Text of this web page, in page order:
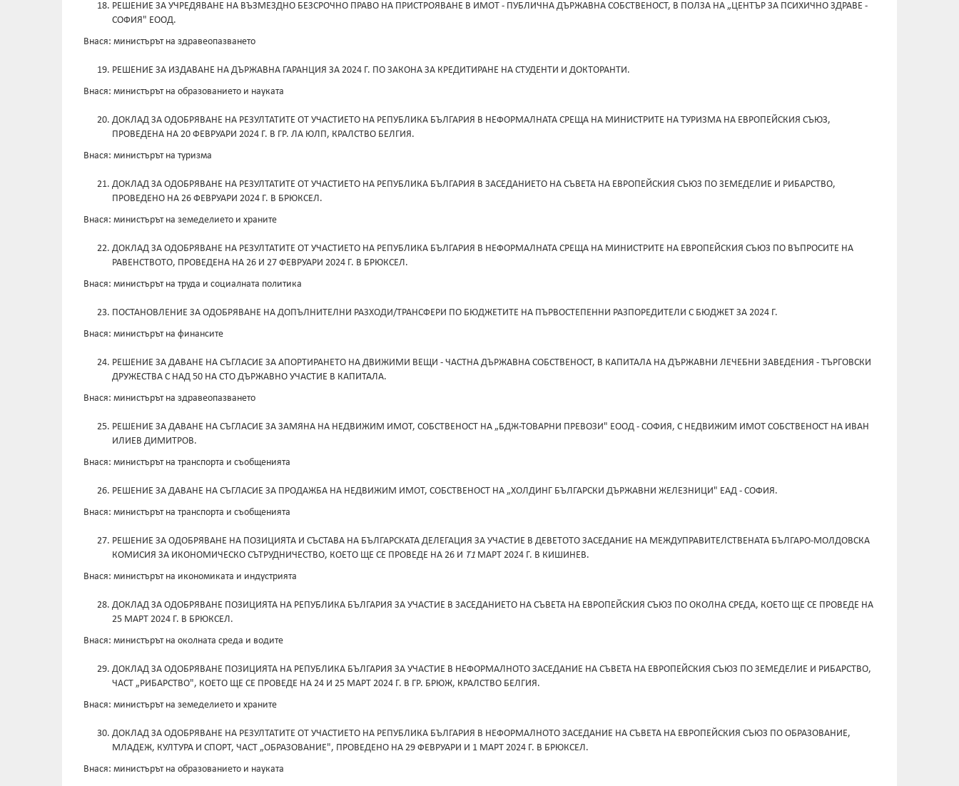
РЕШЕНИЕ ЗА УЧРЕДЯВАНЕ НА ВЪЗМЕЗДНО БЕЗСРОЧНО ПРАВО НА ПРИСТРОЯВАНЕ В ИМОТ - ПУБЛИЧНА ДЪРЖАВНА СОБСТВЕНОСТ, В ПОЛЗА НА „ЦЕНТЪР ЗА ПСИХИЧНО ЗДРАВЕ -
СОФИЯ" ЕООД.
Внася: министърът на здравеопазването
РЕШЕНИЕ ЗА ИЗДАВАНЕ НА ДЪРЖАВНА ГАРАНЦИЯ ЗА 2024 Г. ПО ЗАКОНА ЗА КРЕДИТИРАНЕ НА СТУДЕНТИ И ДОКТОРАНТИ.
Внася: министърът на образованието и науката
ДОКЛАД ЗА ОДОБРЯВАНЕ НА РЕЗУЛТАТИТЕ ОТ УЧАСТИЕТО НА РЕПУБЛИКА БЪЛГАРИЯ В НЕФОРМАЛНАТА СРЕЩА НА МИНИСТРИТЕ НА ТУРИЗМА НА ЕВРОПЕЙСКИЯ СЪЮЗ,
ПРОВЕДЕНА НА 20 ФЕВРУАРИ 2024 Г. В ГР. ЛА ЮЛП, КРАЛСТВО БЕЛГИЯ.
Внася: министърът на туризма
ДОКЛАД ЗА ОДОБРЯВАНЕ НА РЕЗУЛТАТИТЕ ОТ УЧАСТИЕТО НА РЕПУБЛИКА БЪЛГАРИЯ В ЗАСЕДАНИЕТО НА СЪВЕТА НА ЕВРОПЕЙСКИЯ СЪЮЗ ПО ЗЕМЕДЕЛИЕ И РИБАРСТВО,
ПРОВЕДЕНО НА 26 ФЕВРУАРИ 2024 Г. В БРЮКСЕЛ.
Внася: министърът на земеделието и храните
ДОКЛАД ЗА ОДОБРЯВАНЕ НА РЕЗУЛТАТИТЕ ОТ УЧАСТИЕТО НА РЕПУБЛИКА БЪЛГАРИЯ В НЕФОРМАЛНАТА СРЕЩА НА МИНИСТРИТЕ НА ЕВРОПЕЙСКИЯ СЪЮЗ ПО ВЪПРОСИТЕ НА
РАВЕНСТВОТО, ПРОВЕДЕНА НА 26 И 27 ФЕВРУАРИ 2024 Г. В БРЮКСЕЛ.
Внася: министърът на труда и социалната политика
ПОСТАНОВЛЕНИЕ ЗА ОДОБРЯВАНЕ НА ДОПЪЛНИТЕЛНИ РАЗХОДИ/ТРАНСФЕРИ ПО БЮДЖЕТИТЕ НА ПЪРВОСТЕПЕННИ РАЗПОРЕДИТЕЛИ С БЮДЖЕТ ЗА 2024 Г.
Внася: министърът на финансите
РЕШЕНИЕ ЗА ДАВАНЕ НА СЪГЛАСИЕ ЗА АПОРТИРАНЕТО НА ДВИЖИМИ ВЕЩИ - ЧАСТНА ДЪРЖАВНА СОБСТВЕНОСТ, В КАПИТАЛА НА ДЪРЖАВНИ ЛЕЧЕБНИ ЗАВЕДЕНИЯ - ТЪРГОВСКИ
ДРУЖЕСТВА С НАД 50 НА СТО ДЪРЖАВНО УЧАСТИЕ В КАПИТАЛА.
Внася: министърът на здравеопазването
РЕШЕНИЕ ЗА ДАВАНЕ НА СЪГЛАСИЕ ЗА ЗАМЯНА НА НЕДВИЖИМ ИМОТ, СОБСТВЕНОСТ НА „БДЖ-ТОВАРНИ ПРЕВОЗИ" ЕООД - СОФИЯ, С НЕДВИЖИМ ИМОТ СОБСТВЕНОСТ НА ИВАН
ИЛИЕВ ДИМИТРОВ.
Внася: министърът на транспорта и съобщенията
РЕШЕНИЕ ЗА ДАВАНЕ НА СЪГЛАСИЕ ЗА ПРОДАЖБА НА НЕДВИЖИМ ИМОТ, СОБСТВЕНОСТ НА „ХОЛДИНГ БЪЛГАРСКИ ДЪРЖАВНИ ЖЕЛЕЗНИЦИ" ЕАД - СОФИЯ.
Внася: министърът на транспорта и съобщенията
РЕШЕНИЕ ЗА ОДОБРЯВАНЕ НА ПОЗИЦИЯТА И СЪСТАВА НА БЪЛГАРСКАТА ДЕЛЕГАЦИЯ ЗА УЧАСТИЕ В ДЕВЕТОТО ЗАСЕДАНИЕ НА МЕЖДУПРАВИТЕЛСТВЕНАТА БЪЛГАРО-МОЛДОВСКА
КОМИСИЯ ЗА ИКОНОМИЧЕСКО СЪТРУДНИЧЕСТВО, КОЕТО ЩЕ СЕ ПРОВЕДЕ НА 26 И Т1 МАРТ 2024 Г. В КИШИНЕВ.
Внася: министърът на икономиката и индустрията
ДОКЛАД ЗА ОДОБРЯВАНЕ ПОЗИЦИЯТА НА РЕПУБЛИКА БЪЛГАРИЯ ЗА УЧАСТИЕ В ЗАСЕДАНИЕТО НА СЪВЕТА НА ЕВРОПЕЙСКИЯ СЪЮЗ ПО ОКОЛНА СРЕДА, КОЕТО ЩЕ СЕ ПРОВЕДЕ НА
25 МАРТ 2024 Г. В БРЮКСЕЛ.
Внася: министърът на околната среда и водите
ДОКЛАД ЗА ОДОБРЯВАНЕ ПОЗИЦИЯТА НА РЕПУБЛИКА БЪЛГАРИЯ ЗА УЧАСТИЕ В НЕФОРМАЛНОТО ЗАСЕДАНИЕ НА СЪВЕТА НА ЕВРОПЕЙСКИЯ СЪЮЗ ПО ЗЕМЕДЕЛИЕ И РИБАРСТВО,
ЧАСТ „РИБАРСТВО", КОЕТО ЩЕ СЕ ПРОВЕДЕ НА 24 И 25 МАРТ 2024 Г. В ГР. БРЮЖ, КРАЛСТВО БЕЛГИЯ.
Внася: министърът на земеделието и храните
ДОКЛАД ЗА ОДОБРЯВАНЕ НА РЕЗУЛТАТИТЕ ОТ УЧАСТИЕТО НА РЕПУБЛИКА БЪЛГАРИЯ В НЕФОРМАЛНОТО ЗАСЕДАНИЕ НА СЪВЕТА НА ЕВРОПЕЙСКИЯ СЪЮЗ ПО ОБРАЗОВАНИЕ,
МЛАДЕЖ, КУЛТУРА И СПОРТ, ЧАСТ „ОБРАЗОВАНИЕ", ПРОВЕДЕНО НА 29 ФЕВРУАРИ И 1 МАРТ 2024 Г. В БРЮКСЕЛ.
Внася: министърът на образованието и науката